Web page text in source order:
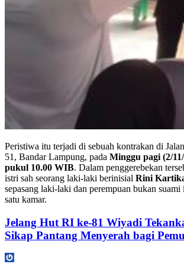
Peristiwa itu terjadi di sebuah kontrakan di
51, Bandar Lampung, pada Minggu pagi (2/
pukul 10.00 WIB. Dalam penggerebekan
istri sah seorang laki-laki berinisial Rini
sepasang laki-laki dan perempuan bukan
satu kamar.
Jelang Hut RI ke-81 Wiyadi
Sikap Pantang Menyerah bagi